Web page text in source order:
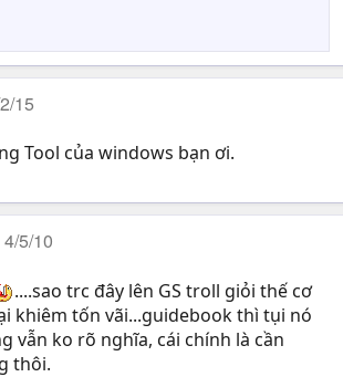
15
Tool của windows bạn ơi.
4/5/10
....sao trc đây lên GS troll giỏi thế cơ
khiêm tốn vãi...guidebook thì tụi nó
vẫn ko rõ nghĩa, cái chính là cần
thôi.